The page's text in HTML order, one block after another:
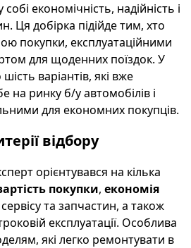
економічність, надійність і
Ця добірка підійде тим, хто
покупки, експлуатаційними
для щоденних поїздок. У
варіантів, які вже
на ринку б/у автомобілів і
для економних покупців.
відбору
орієнтувався на кілька
покупки, економія
та запчастин, а також
експлуатації. Особлива
які легко ремонтувати в